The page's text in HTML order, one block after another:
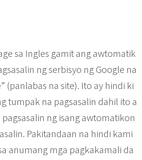
sa Ingles gamit ang awtomatik
ng serbisyo ng Google na
(panlabas na site). Ito ay hindi ki
tumpak na pagsasalin dahil ito a
ng isang awtomatikon
Pakitandaan na hindi kami
anumang mga pagkakamali da